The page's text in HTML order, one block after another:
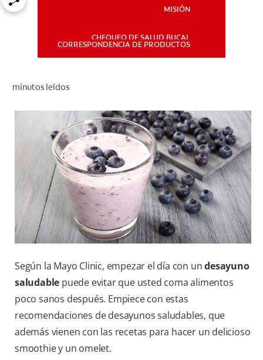
PARA PROFESIONALES
PROMOCIONES
GT (ES)
SUSCRÍBASE
MISIÓN
CHEQUEO DE SALUD BUCAL
CORRESPONDENCIA DE PRODUCTOS
minutos leídos
Según la Mayo Clinic, empezar el día con undesayuno
saludable puede evitar que usted coma alimentos
poco sanos después. Empiece con estas
recomendaciones de desayunos saludables, que
además vienen con las recetas para hacer un delicioso
smoothie y un omelet.